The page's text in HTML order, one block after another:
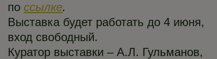
по ссылке.
Выставка будет работать до 4 июня,
вход свободный.
Куратор выставки – А.Л. Гульманов,